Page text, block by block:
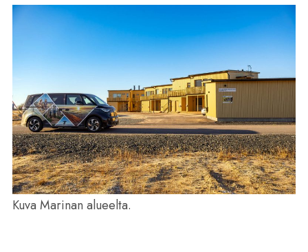
Kuva Marinan alueelta.